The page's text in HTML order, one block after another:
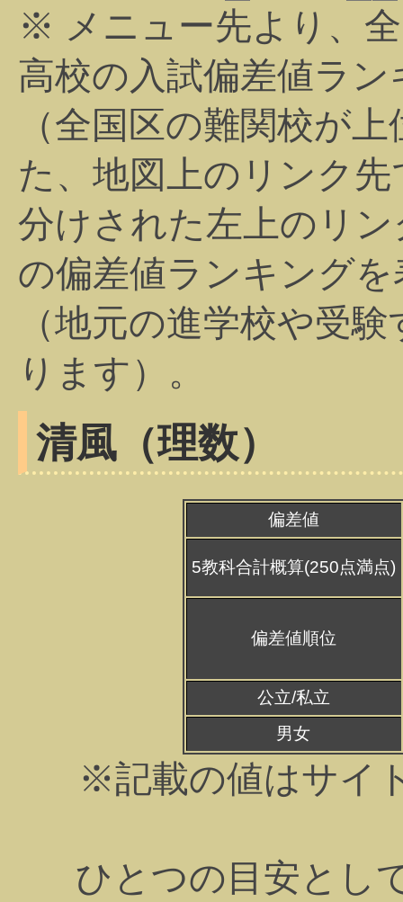
※ メニュー先より、
高校の入試偏差値ラ
（全国区の難関校が
た、地図上のリンク
分けされた左上のリ
の偏差値ランキング
（地元の進学校や受
ります）。
清風（理数）
偏差値
5教科合計概算(250点満点)
偏差値順位
公立/私立
男女
※記載の値はサイ
ひとつの目安とし